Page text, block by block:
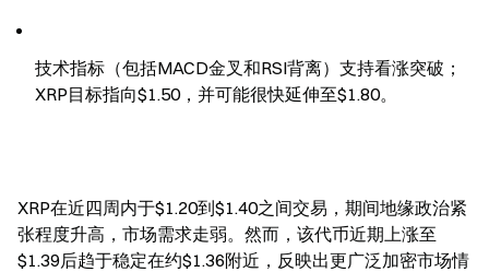
技术指标（包括MACD金叉和RSI背离）支持看涨突破；
XRP目标指向$1.50，并可能很快延伸至$1.80。
XRP在近四周内于$1.20到$1.40之间交易，期间地缘政治紧
张程度升高，市场需求走弱。然而，该代币近期上涨至
$1.39后趋于稳定在约$1.36附近，反映出更广泛加密市场情